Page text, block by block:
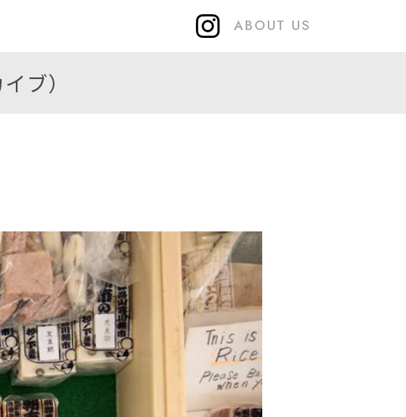
ABOUT US
ブ）